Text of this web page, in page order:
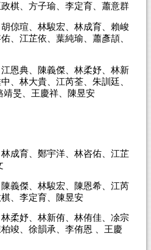
棋、方子瑜、李定育、蕭意群
倞瑄、林駿宏、林成育、賴峻
、江芷依、葉純瑜、蕭彥頡、
恩典、陳義傑、林柔妤、林新
、林大貴、江芮荃、朱訓廷、
靖旻、王慶祥、陳昱安
成育、鄭宇洋、林咨佑、江芷
義傑、林駿宏、陳恩希、江芮
、李定育、陳昱安
柔妤、林新侑、林侑佳、凃宗
竣、徐韻承、李侑恩 、王慶